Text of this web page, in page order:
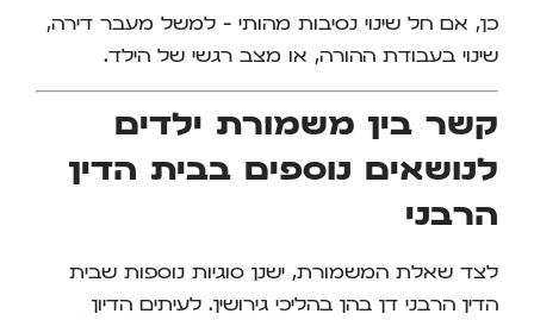
כן, אם חל שינוי נסיבות מהותי – למשל מעבר דירה,
שינוי בעבודת ההורה, או מצב רגשי של הילד.
קשר בין משמורת ילדים
לנושאים נוספים בבית הדין
הרבני
לצד שאלת המשמורת, ישנן סוגיות נוספות שבית
הדין הרבני דן בהן בהליכי גירושין. לעיתים הדיון